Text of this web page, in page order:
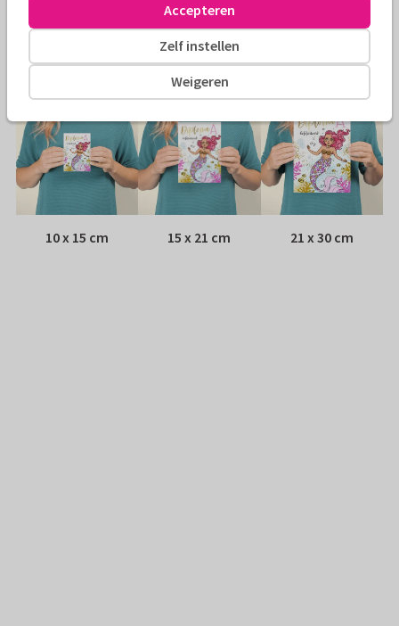
Adres: Achterop de kaart
Formaten
10 x 15 cm 15 x 21 cm 21 x 30 cm
Weigeren
Zelf instellen
Accepteren